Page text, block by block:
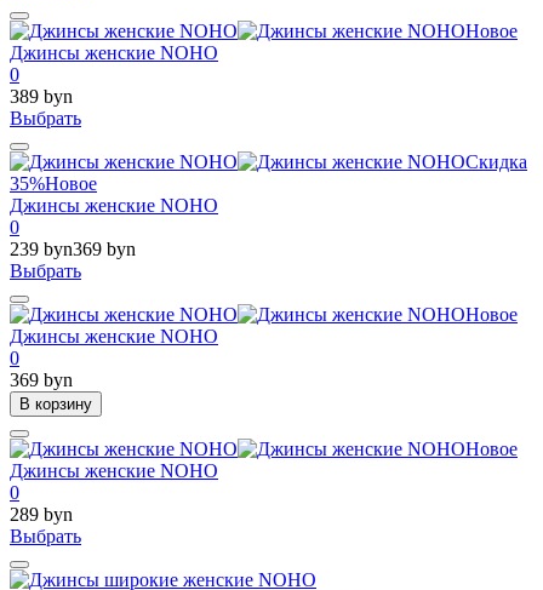
Новое
Джинсы женские NOHO
0
389 byn
Выбрать
Скидка
35%Новое
Джинсы женские NOHO
0
239 byn369 byn
Выбрать
Новое
Джинсы женские NOHO
0
369 byn
В корзину
Новое
Джинсы женские NOHO
0
289 byn
Выбрать